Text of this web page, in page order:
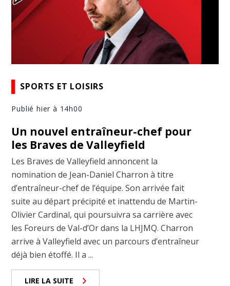
SPORTS ET LOISIRS
Publié hier à 14h00
Un nouvel entraîneur-chef pour
les Braves de Valleyfield
Les Braves de Valleyfield annoncent la
nomination de Jean-Daniel Charron à titre
d’entraîneur-chef de l’équipe. Son arrivée fait
suite au départ précipité et inattendu de Martin-
Olivier Cardinal, qui poursuivra sa carrière avec
les Foreurs de Val-d’Or dans la LHJMQ. Charron
arrive à Valleyfield avec un parcours d’entraîneur
déjà bien étoffé. Il a ...
LIRE LA SUITE